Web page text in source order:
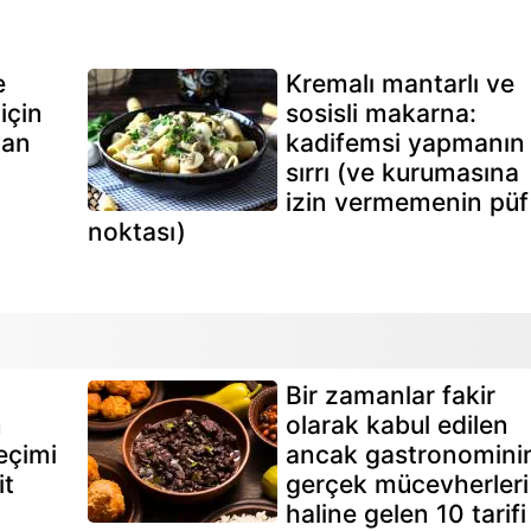
Kremalı mantarlı ve
sosisli makarna:
kadifemsi yapmanın
sırrı (ve kurumasına
izin vermemenin püf
noktası)
Bir zamanlar fakir
olarak kabul edilen
ancak
gerçek mücevherleri
haline gelen 10 tarifi